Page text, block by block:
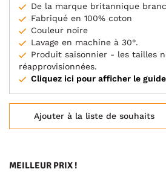
De la marque britannique
Fabriqué en 100% coton
Couleur noire
Lavage en machine à 30°.
Produit saisonnier - les tailles
réapprovisionnées.
Cliquez ici pour afficher le
Ajouter à la liste de souhaits
MEILLEUR PRIX !